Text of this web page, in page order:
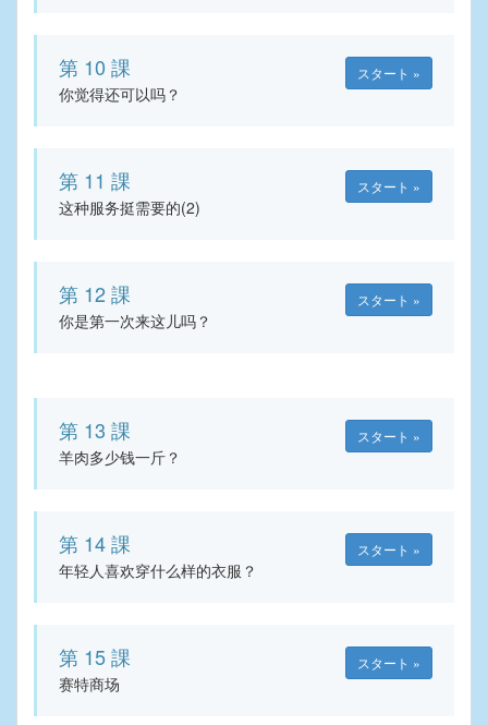
第 10 課 スタート »
你觉得还可以吗？
第 11 課 スタート »
这种服务挺需要的(2)
第 12 課 スタート »
你是第一次来这儿吗？
第 13 課 スタート »
羊肉多少钱一斤？
第 14 課 スタート »
年轻人喜欢穿什么样的衣服？
第 15 課 スタート »
赛特商场